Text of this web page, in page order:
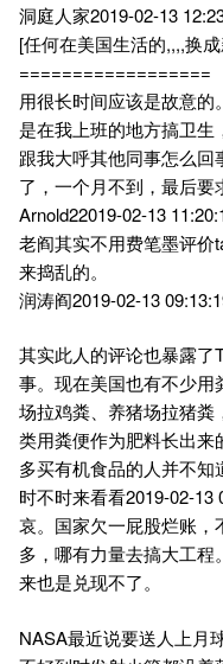
洞庭人家2019-02-13
[任何在美国生活的,,,,换
==================
用很长时间应该是故意
是在我上班的地方搞卫生
跟我大呼其他同事怎么
了，一个月不到，最后要
Arnold22019-02-13
老阎其实不用费笔墨评价
来捣乱的。
润涛阎2019-02-13
其实此人的评论也暴露了
事。现在美国也有不少
场拉鸡粪、养猪场拉猪
类用粪便作为肥料长出来
多买有机食品的人并不知
时不时来看看2019-02-
哀。国家欠一屁股烂账，
多，哪有力量去搞大工
来也是兑现不了。
NASA最近说要送人上月